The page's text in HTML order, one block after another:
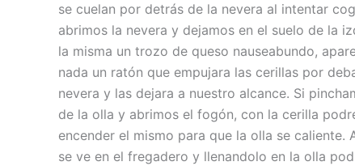
se cuelan por detrás de la nevera al intentar
abrimos la nevera y dejamos en el suelo de la
la misma un trozo de queso nauseabundo,
nada un ratón que empujara las cerillas por
nevera y las dejara a nuestro alcance. Si
de la olla y abrimos el fogón, con la cerilla
encender el mismo para que la olla se
se ve en el fregadero y llenandolo en la olla